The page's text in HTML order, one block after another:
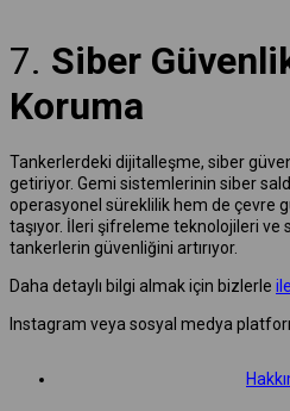
7. Siber
Koruma
Tankerlerdeki dijitalleşme, siber
getiriyor. Gemi sistemlerinin siber
operasyonel süreklilik hem de çevre
taşıyor. İleri şifreleme teknolojileri ve
tankerlerin güvenliğini artırıyor.
Daha detaylı bilgi almak için bizlerle
Instagram veya sosyal medya